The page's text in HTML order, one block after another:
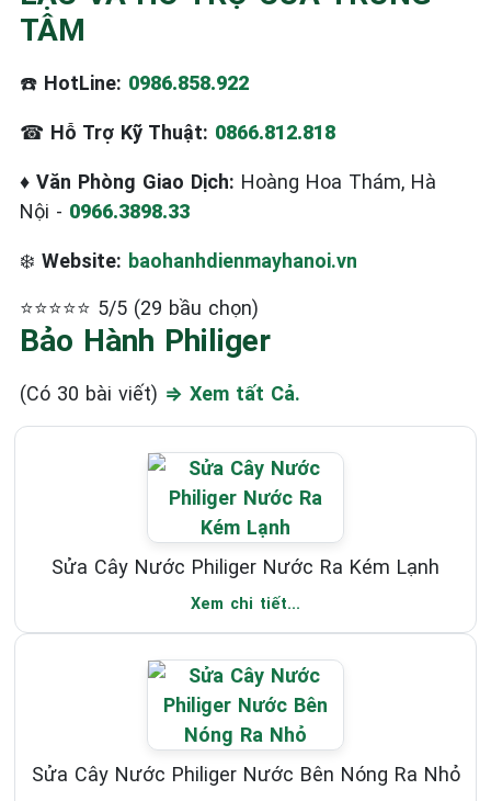
TÂM
☎️ HotLine: 0986.858.922
☎ Hỗ Trợ Kỹ Thuật: 0866.812.818
♦ Văn Phòng Giao Dịch: Hoàng Hoa Thám, Hà
Nội - 0966.3898.33
❄️ Website: baohanhdienmayhanoi.vn
⭐⭐⭐⭐⭐ 5/5 (29 bầu chọn)
Bảo Hành Philiger
(Có 30 bài viết) ⇒ Xem tất Cả.
Sửa Cây Nước Philiger Nước Ra Kém Lạnh
Xem chi tiết...
Sửa Cây Nước Philiger Nước Bên Nóng Ra Nhỏ